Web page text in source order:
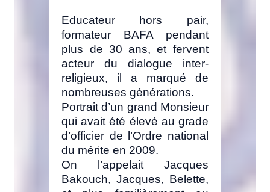
Educateur hors pair,
formateur BAFA pendant
plus de 30 ans, et fervent
acteur du dialogue inter-
religieux, il a marqué de
nombreuses générations.
Portrait d’un grand Monsieur
qui avait été élevé au grade
d’officier de l’Ordre national
du mérite en 2009.
On l’appelait Jacques
Bakouch, Jacques, Belette,